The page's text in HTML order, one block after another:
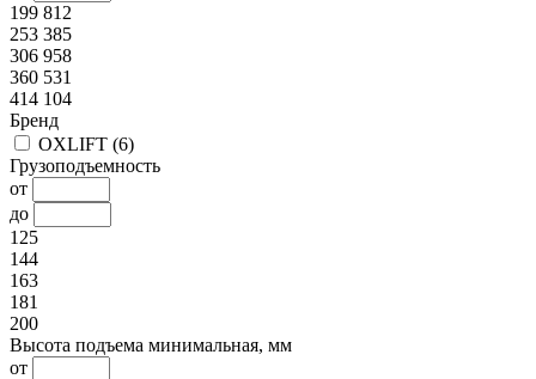
199 812
253 385
306 958
360 531
414 104
Бренд
OXLIFT (6)
Грузоподъемность
от
до
125
144
163
181
200
Высота подъема минимальная, мм
от